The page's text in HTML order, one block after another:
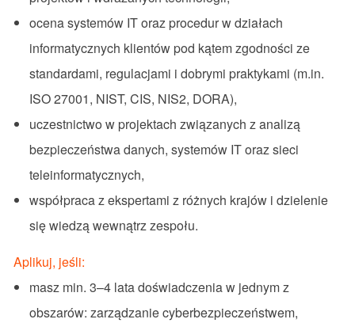
ocena systemów IT oraz procedur w działach
informatycznych klientów pod kątem zgodności ze
standardami, regulacjami i dobrymi praktykami (m.in.
ISO 27001, NIST, CIS, NIS2, DORA),
uczestnictwo w projektach związanych z analizą
bezpieczeństwa danych, systemów IT oraz sieci
teleinformatycznych,
współpraca z ekspertami z różnych krajów i dzielenie
się wiedzą wewnątrz zespołu.
Aplikuj, jeśli:
masz min. 3–4 lata doświadczenia w jednym z
obszarów: zarządzanie cyberbezpieczeństwem,